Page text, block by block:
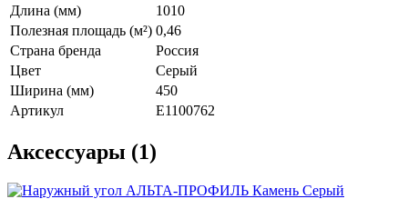
Длина (мм)
1010
Полезная площадь (м²) 0,46
Страна бренда
Россия
Цвет
Серый
Ширина (мм)
450
Артикул
E1100762
Аксессуары (1)